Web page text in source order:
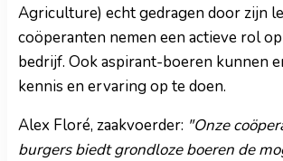
Agriculture) echt gedragen door zijn
coöperanten nemen een actieve rol
bedrijf. Ook aspirant-boeren kunnen
kennis en ervaring op te doen.
Alex Floré, zaakvoerder: "Onze
burgers biedt grondloze boeren de